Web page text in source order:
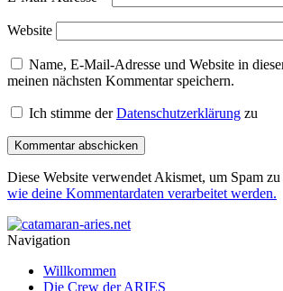
Website
Name, E-Mail-Adresse und Website in
meinen nächsten Kommentar speichern.
Ich stimme derDatenschutzerklärung zu
Diese Website verwendet Akismet, um Spam zu
wie deine Kommentardaten verarbeitet werden.
Navigation
Willkommen
Die Crew der ARIES